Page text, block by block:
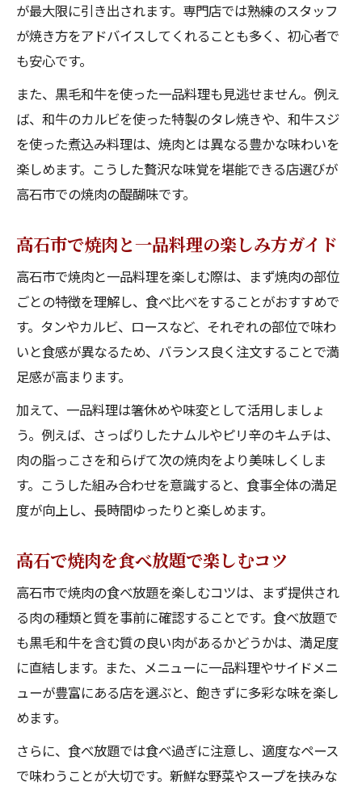
が最大限に引き出されます。専門店では熟練のスタッフ
が焼き方をアドバイスしてくれることも多く、初心者で
も安心です。
また、黒毛和牛を使った一品料理も見逃せません。例え
ば、和牛のカルビを使った特製のタレ焼きや、和牛スジ
を使った煮込み料理は、焼肉とは異なる豊かな味わいを
楽しめます。こうした贅沢な味覚を堪能できる店選びが
高石市での焼肉の醍醐味です。
高石市で焼肉と一品料理の楽しみ方ガイド
高石市で焼肉と一品料理を楽しむ際は、まず焼肉の部位
ごとの特徴を理解し、食べ比べをすることがおすすめで
す。タンやカルビ、ロースなど、それぞれの部位で味わ
いと食感が異なるため、バランス良く注文することで満
足感が高まります。
加えて、一品料理は箸休めや味変として活用しましょ
う。例えば、さっぱりしたナムルやピリ辛のキムチは、
肉の脂っこさを和らげて次の焼肉をより美味しくしま
す。こうした組み合わせを意識すると、食事全体の満足
度が向上し、長時間ゆったりと楽しめます。
高石で焼肉を食べ放題で楽しむコツ
高石市で焼肉の食べ放題を楽しむコツは、まず提供され
る肉の種類と質を事前に確認することです。食べ放題で
も黒毛和牛を含む質の良い肉があるかどうかは、満足度
に直結します。また、メニューに一品料理やサイドメニ
ューが豊富にある店を選ぶと、飽きずに多彩な味を楽し
めます。
さらに、食べ放題では食べ過ぎに注意し、適度なペース
で味わうことが大切です。新鮮な野菜やスープを挟みな